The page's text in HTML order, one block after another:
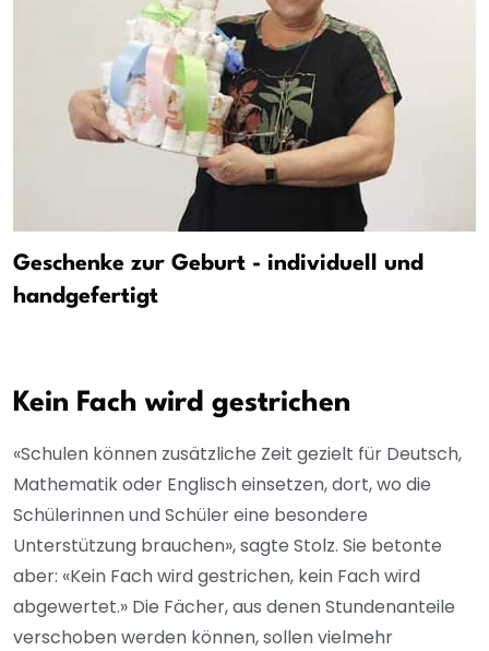
Geschenke zur Geburt - individuell und
handgefertigt
Kein Fach wird gestrichen
«Schulen können zusätzliche Zeit gezielt für Deutsch,
Mathematik oder Englisch einsetzen, dort, wo die
Schülerinnen und Schüler eine besondere
Unterstützung brauchen», sagte Stolz. Sie betonte
aber: «Kein Fach wird gestrichen, kein Fach wird
abgewertet.» Die Fächer, aus denen Stundenanteile
verschoben werden können, sollen vielmehr